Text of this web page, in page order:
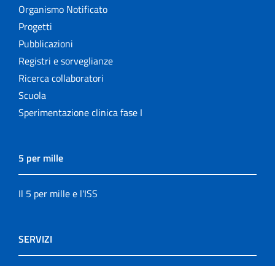
Organismo Notificato
Progetti
Pubblicazioni
Registri e sorveglianze
Ricerca collaboratori
Scuola
Sperimentazione clinica fase I
5 per mille
Il 5 per mille e l'ISS
SERVIZI